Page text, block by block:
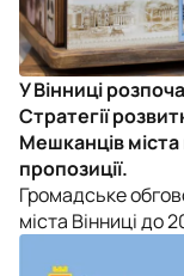
У Вінниці
Стратегії
Мешканців
пропозиції.
Громадське
міста Вінниці до